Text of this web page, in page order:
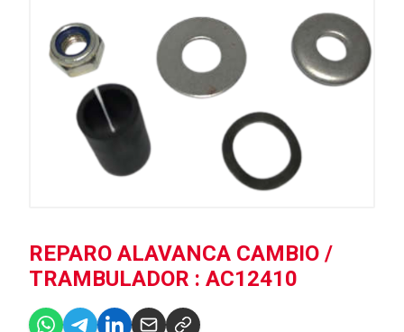
REPARO ALAVANCA CAMBIO /
TRAMBULADOR : AC12410